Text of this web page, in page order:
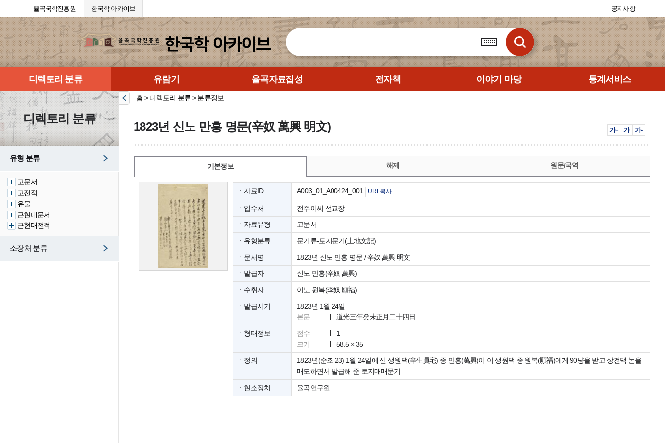
율곡국학진흥원 한국학 아카이브 공지사항
디렉토리 분류 유람기 율곡자료집성 전자책 이야기 마당 통계서비스
디렉토리 분류
유형 분류
고문서
고전적
유물
근현대문서
근현대전적
소장처 분류
홈 > 디렉토리 분류 > 분류정보
1823년 신노 만흥 명문(辛奴 萬興 明文) 가+ 가 가-
기본정보 해제 원문/국역
ㆍ자료ID A003_01_A00424_001 URL복사
ㆍ입수처 전주이씨 선교장
ㆍ자료유형 고문서
ㆍ유형분류 문기류-토지문기(土地文記)
ㆍ문서명 1823년 신노 만흥 명문 / 辛奴 萬興 明文
ㆍ발급자 신노 만흥(辛奴 萬興)
ㆍ수취자 이노 원복(李奴 願福)
ㆍ발급시기
1823년 1월 24일
본문
道光三年癸未正月二十四日
ㆍ형태정보 점수
1
크기
58.5 × 35
ㆍ정의
1823년(순조 23) 1월 24일에 신 생원댁(辛生員宅) 종 만흥(萬興)이 이 생원댁 종 원복(願福)에게 90냥을 받고 상전댁 논을
매도하면서 발급해 준 토지매매문기
ㆍ현소장처 율곡연구원